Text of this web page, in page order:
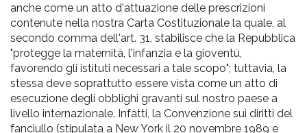
anche come un atto d'attuazione delle prescrizioni
contenute nella nostra Carta Costituzionale la quale, al
secondo comma dell'art. 31, stabilisce che la Repubblica
"protegge la maternità, l'infanzia e la gioventù,
favorendo gli istituti necessari a tale scopo"; tuttavia, la
stessa deve soprattutto essere vista come un atto di
esecuzione degli obblighi gravanti sul nostro paese a
livello internazionale. Infatti, la Convenzione sui diritti del
fanciullo (stipulata a New York il 20 novembre 1989 e